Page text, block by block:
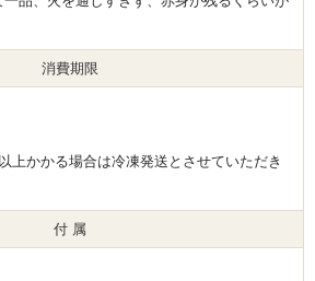
消費期限
上かかる場合は冷凍発送とさせていただき
付 属